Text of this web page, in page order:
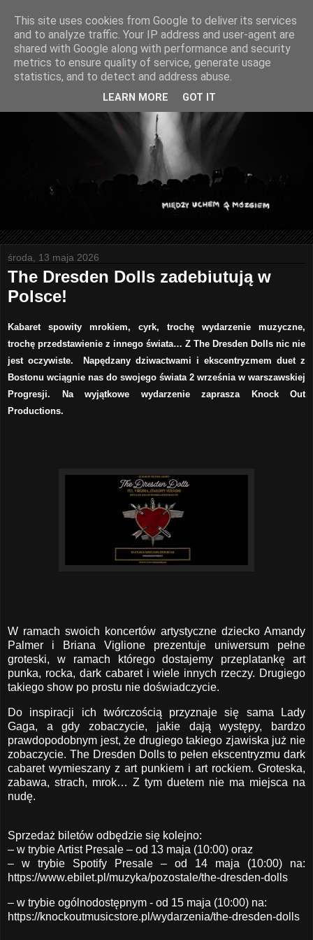
środa, 13 maja 2026
The Dresden Dolls zadebiutują w
Polsce!
Kabaret spowity mrokiem, cyrk, trochę wydarzenie muzyczne,
trochę przedstawienie z innego świata… Z The Dresden Dolls nic nie
jest oczywiste. Napędzany dziwactwami i ekscentryzmem duet z
Bostonu wciągnie nas do swojego świata 2 września w warszawskiej
Progresji. Na wyjątkowe wydarzenie zaprasza Knock Out
Productions.
W ramach swoich koncertów artystyczne dziecko Amandy
Palmer i Briana Viglione prezentuje uniwersum pełne
groteski, w ramach którego dostajemy przeplatankę art
punka, rocka, dark cabaret i wiele innych rzeczy. Drugiego
takiego show po prostu nie doświadczycie.
Do inspiracji ich twórczością przyznaje się sama Lady
Gaga, a gdy zobaczycie, jakie dają występy, bardzo
prawdopodobnym jest, że drugiego takiego zjawiska już nie
zobaczycie. The Dresden Dolls to pełen ekscentryzmu dark
cabaret wymieszany z art punkiem i art rockiem. Groteska,
zabawa, strach, mrok… Z tym duetem nie ma miejsca na
nudę.
Sprzedaż biletów odbędzie się kolejno:
– w trybie Artist Presale – od 13 maja (10:00) oraz
– w trybie Spotify Presale – od 14 maja (10:00) na:
https://www.ebilet.pl/muzyka/pozostale/the-dresden-dolls
– w trybie ogólnodostępnym - od 15 maja (10:00) na:
https://knockoutmusicstore.pl/wydarzenia/the-dresden-dolls
This site uses cookies from Google to deliver its services
and to analyze traffic. Your IP address and user-agent are
shared with Google along with performance and security
metrics to ensure quality of service, generate usage
statistics, and to detect and address abuse.
LEARN MORE GOT IT